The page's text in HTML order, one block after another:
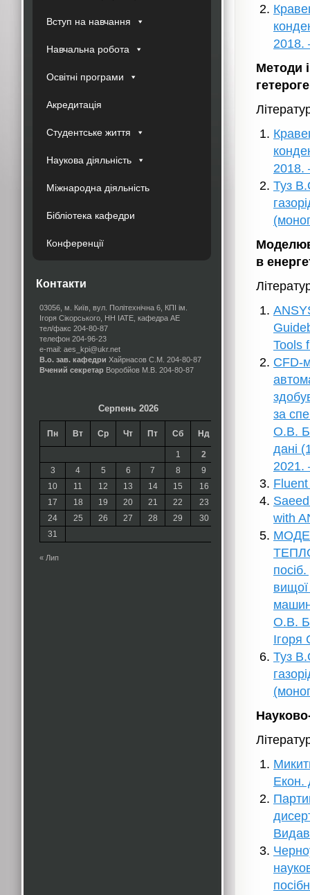
Вступ на навчання
Навчальна робота
Освітні програми
Акредитація
Студентське життя
Наукова діяльність
Міжнародна діяльність
Бібліотека кафедри
Конференції
Контакти
03056, м. Київ, вул. Політехнічна 6, КПІ ім.
Ігоря Сікорського, НН ІАТЕ, кафедра АЕ
тел/факс 204-80-87
телефон 204-96-23
e-mail: aes_kpi@ukr.net
В.о. зав. кафедри Хайрнасов С.М. 204-80-87
Вчений секретар Воробйов М.В. 204-80-87
Серпень 2026
Пн Вт Ср Чт Пт Сб Нд
1
2
3
4 5 6 7 8
9
10
11 12 13 14 15
16
17
18 19 20 21 22
23
24
25 26 27 28 29
30
31
« Лип
2018.
Методи
2018.
Туз
в
Tools
CFD-
за
О.В.
дані
2021.
with
вищої
О.В.
Ігоря
Туз
Екон.